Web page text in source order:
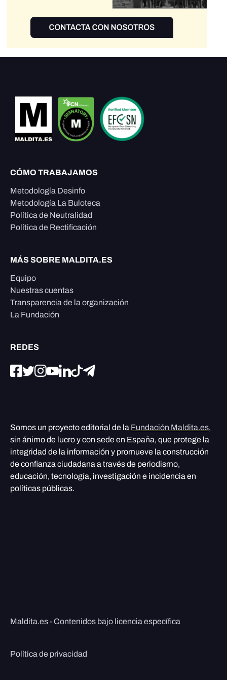
CÓMO TRABAJAMOS
Metodología Desinfo
Metodología La Buloteca
Política de Neutralidad
Política de Rectificación
MÁS SOBRE MALDITA.ES
Equipo
Nuestras cuentas
Transparencia de la organización
La Fundación
REDES
Somos un proyecto editorial de la Fundación Maldita.es,
sin ánimo de lucro y con sede en España, que protege la
integridad de la información y promueve la construcción
de confianza ciudadana a través de periodismo,
educación, tecnología, investigación e incidencia en
políticas públicas.
Maldita.es - Contenidos bajo licencia específica
Política de privacidad